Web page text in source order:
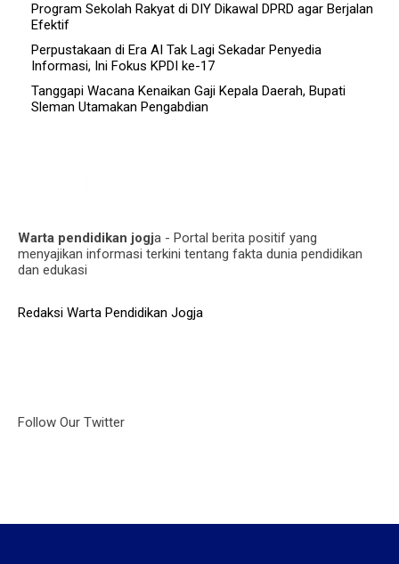
Program Sekolah Rakyat di DIY Dikawal DPRD agar Berjalan
Efektif
Perpustakaan di Era AI Tak Lagi Sekadar Penyedia
Informasi, Ini Fokus KPDI ke-17
Tanggapi Wacana Kenaikan Gaji Kepala Daerah, Bupati
Sleman Utamakan Pengabdian
Warta pendidikan jogja - Portal berita positif yang
menyajikan informasi terkini tentang fakta dunia pendidikan
dan edukasi
Redaksi Warta Pendidikan Jogja
Follow Our Twitter